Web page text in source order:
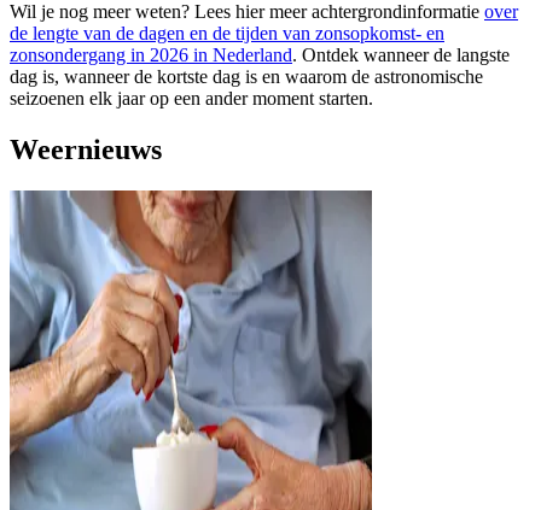
Wil je nog meer weten? Lees hier meer achtergrondinformatie over
de lengte van de dagen en de tijden van zonsopkomst- en
zonsondergang in 2026 in Nederland. Ontdek wanneer de langste
dag is, wanneer de kortste dag is en waarom de astronomische
seizoenen elk jaar op een ander moment starten.
Weernieuws